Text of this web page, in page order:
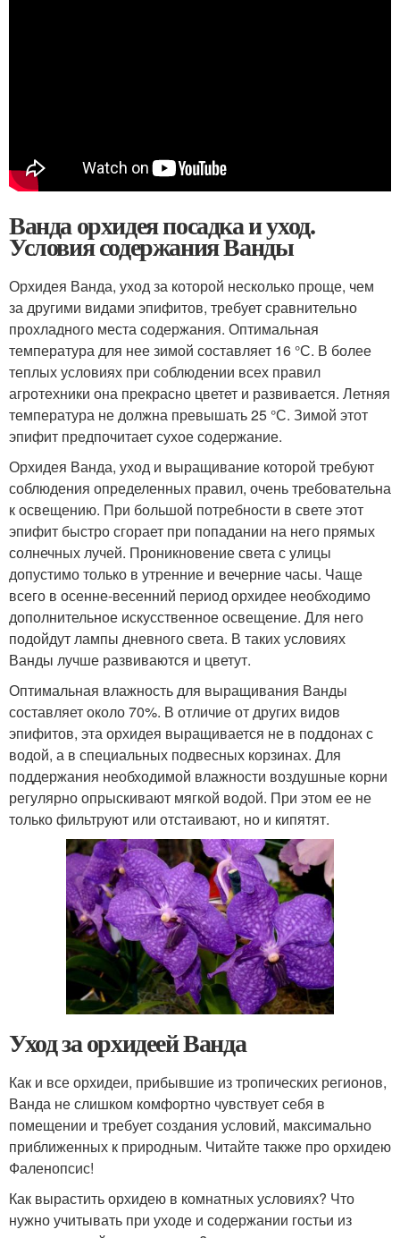
Ванда орхидея посадка и уход.
Условия содержания Ванды
Орхидея Ванда, уход за которой несколько проще, чем
за другими видами эпифитов, требует сравнительно
прохладного места содержания. Оптимальная
температура для нее зимой составляет 16 °С. В более
теплых условиях при соблюдении всех правил
агротехники она прекрасно цветет и развивается. Летняя
температура не должна превышать 25 °С. Зимой этот
эпифит предпочитает сухое содержание.
Орхидея Ванда, уход и выращивание которой требуют
соблюдения определенных правил, очень требовательна
к освещению. При большой потребности в свете этот
эпифит быстро сгорает при попадании на него прямых
солнечных лучей. Проникновение света с улицы
допустимо только в утренние и вечерние часы. Чаще
всего в осенне-весенний период орхидее необходимо
дополнительное искусственное освещение. Для него
подойдут лампы дневного света. В таких условиях
Ванды лучше развиваются и цветут.
Оптимальная влажность для выращивания Ванды
составляет около 70%. В отличие от других видов
эпифитов, эта орхидея выращивается не в поддонах с
водой, а в специальных подвесных корзинах. Для
поддержания необходимой влажности воздушные корни
регулярно опрыскивают мягкой водой. При этом ее не
только фильтруют или отстаивают, но и кипятят.
Уход за орхидеей Ванда
Как и все орхидеи, прибывшие из тропических регионов,
Ванда не слишком комфортно чувствует себя в
помещении и требует создания условий, максимально
приближенных к природным. Читайте также про орхидею
Фаленопсис!
Как вырастить орхидею в комнатных условиях? Что
нужно учитывать при уходе и содержании гостьи из